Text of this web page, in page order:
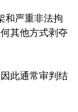
和严重非法拘
其他方式剥夺
此通常审判结